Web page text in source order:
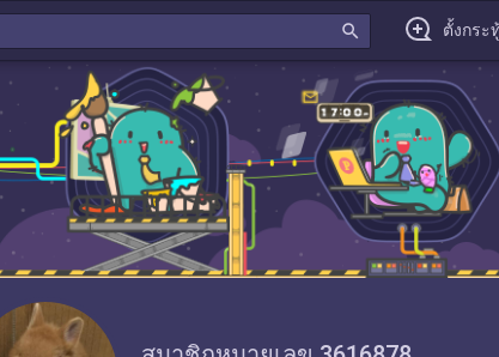
search ตั้งกระ